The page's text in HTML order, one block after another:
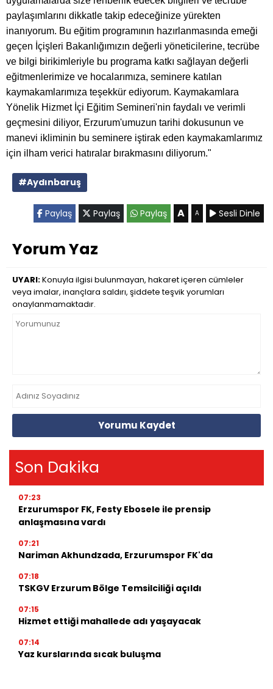
paylaşımlarını dikkatle takip edeceğinize yürekten
inanıyorum. Bu eğitim programının hazırlanmasında emeği
geçen İçişleri Bakanlığımızın değerli yöneticilerine, tecrübe
ve bilgi birikimleriyle bu programa katkı sağlayan değerli
eğitmenlerimize ve hocalarımıza, seminere katılan
kaymakamlarımıza teşekkür ediyorum. Kaymakamlara
Yönelik Hizmet İçi Eğitim Semineri'nin faydalı ve verimli
geçmesini diliyor, Erzurum'umuzun tarihi dokusunun ve
manevi ikliminin bu seminere iştirak eden kaymakamlarımız
için ilham verici hatıralar bırakmasını diliyorum."
#Aydınbaruş
Paylaş Paylaş Paylaş A A Sesli Dinle
Yorum Yaz
UYARI:Konuyla ilgisi bulunmayan, hakaret içeren cümleler
veya imalar, inançlara saldırı, şiddete teşvik yorumları
onaylanmamaktadır.
Yorumu Kaydet
Son Dakika
07:23
Erzurumspor FK, Festy Ebosele ile prensip
anlaşmasına vardı
07:21
Nariman Akhundzada, Erzurumspor FK'da
07:18
TSKGV Erzurum Bölge Temsilciliği açıldı
07:15
Hizmet ettiği mahallede adı yaşayacak
07:14
Yaz kurslarında sıcak buluşma